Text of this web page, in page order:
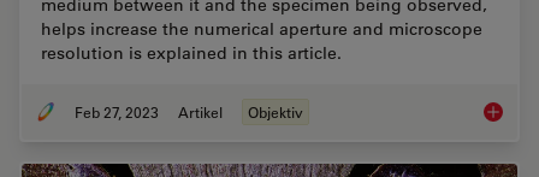
medium between it and the specimen being observed,
helps increase the numerical aperture and microscope
resolution is explained in this article.
Feb 27, 2023 Artikel Objektiv